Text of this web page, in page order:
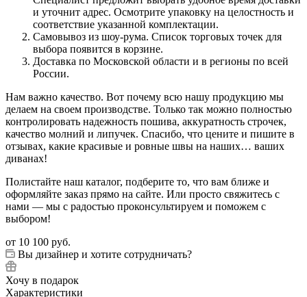
и уточнит адрес. Осмотрите упаковку на целостность и
соответствие указанной комплектации.
Самовывоз из шоу-рума. Список торговых точек для
выбора появится в корзине.
Доставка по Московской области и в регионы по всей
России.
Нам важно качество. Вот почему всю нашу продукцию мы
делаем на своем производстве. Только так можно полностью
контролировать надежность пошива, аккуратность строчек,
качество молний и липучек. Спасибо, что цените и пишите в
отзывах, какие красивые и ровные швы на наших… ваших
диванах!
Полистайте наш каталог, подберите то, что вам ближе и
оформляйте заказ прямо на сайте. Или просто свяжитесь с
нами — мы с радостью проконсультируем и поможем с
выбором!
от 10 100 руб.
Вы дизайнер и хотите сотрудничать?
Хочу в подарок
Характеристики